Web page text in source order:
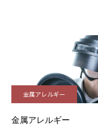
金属アレルギー
金属アレルギー